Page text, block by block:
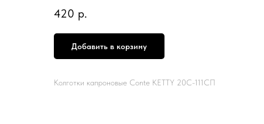
420 р.
Добавить в корзину
Колготки капроновые Conte KETTY 20С-111СП